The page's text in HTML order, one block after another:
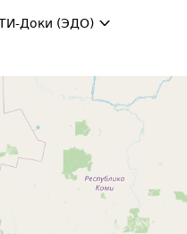
Доки (ЭДО)